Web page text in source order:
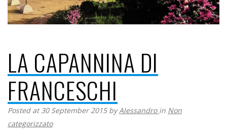
LA CAPANNINA DI
FRANCESCHI
Posted at 30 September 2015 byAlessandro in Non
categorizzato